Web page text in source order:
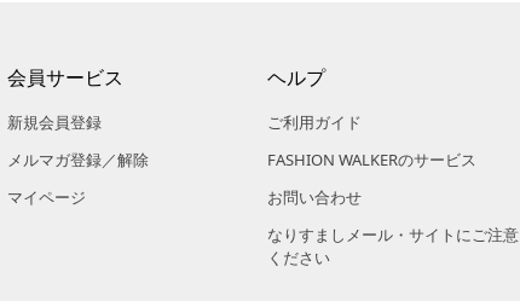
会員サービス
新規会員登録
メルマガ登録／解除
マイページ
ヘルプ
ご利用ガイド
FASHION WALKERのサービス
お問い合わせ
なりすましメール・サイトにご注意
ください